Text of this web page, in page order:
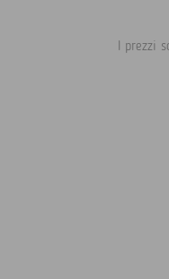
I prezzi